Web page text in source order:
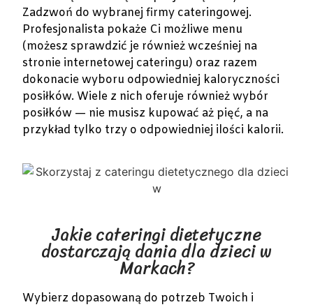
Zadzwoń do wybranej firmy cateringowej.
Profesjonalista pokaże Ci możliwe menu
(możesz sprawdzić je również wcześniej na
stronie internetowej cateringu) oraz razem
dokonacie wyboru odpowiedniej kaloryczności
posiłków. Wiele z nich oferuje również wybór
posiłków — nie musisz kupować aż pięć, a na
przykład tylko trzy o odpowiedniej ilości kalorii.
Jakie cateringi dietetyczne
dostarczają dania dla dzieci w
Markach?
Wybierz dopasowaną do potrzeb Twoich i